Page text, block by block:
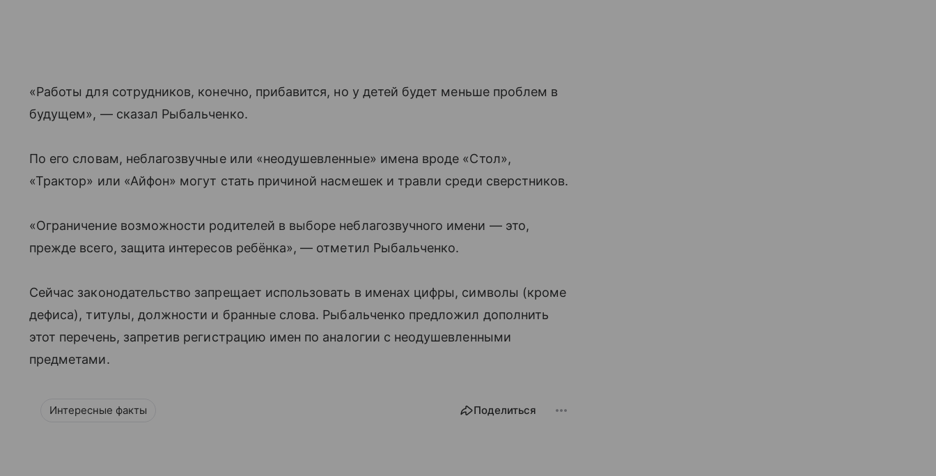
«Работы для сотрудников, конечно, прибавится, но у детей будет меньше проблем в
будущем», — сказал Рыбальченко.
По его словам, неблагозвучные или «неодушевленные» имена вроде «Стол»,
«Трактор» или «Айфон» могут стать причиной насмешек и травли среди сверстников.
«Ограничение возможности родителей в выборе неблагозвучного имени — это,
прежде всего, защита интересов ребёнка», — отметил Рыбальченко.
Сейчас законодательство запрещает использовать в именах цифры, символы (кроме
дефиса), титулы, должности и бранные слова. Рыбальченко предложил дополнить
этот перечень, запретив регистрацию имен по аналогии с неодушевленными
предметами.
Интересные факты Поделиться